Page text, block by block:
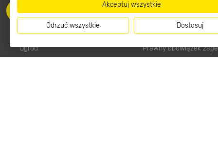
Akceptuj wszystkie
Odrzuć wszystkie Dostosuj
Podłoża i ziemie do ogrodu
Karma dla psa
Ogród
Strefa Marek
FAQ
Prawny obowiązek